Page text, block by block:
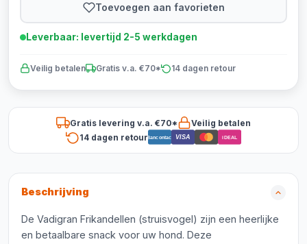
Toevoegen aan favorieten
Leverbaar: levertijd 2-5 werkdagen
Veilig betalen Gratis v.a. €70* 14 dagen retour
Gratis levering v.a. €70*
Veilig betalen
14 dagen retourBancontact VISA iDEAL
Beschrijving
De Vadigran Frikandellen (struisvogel) zijn een heerlijke
en betaalbare snack voor uw hond. Deze